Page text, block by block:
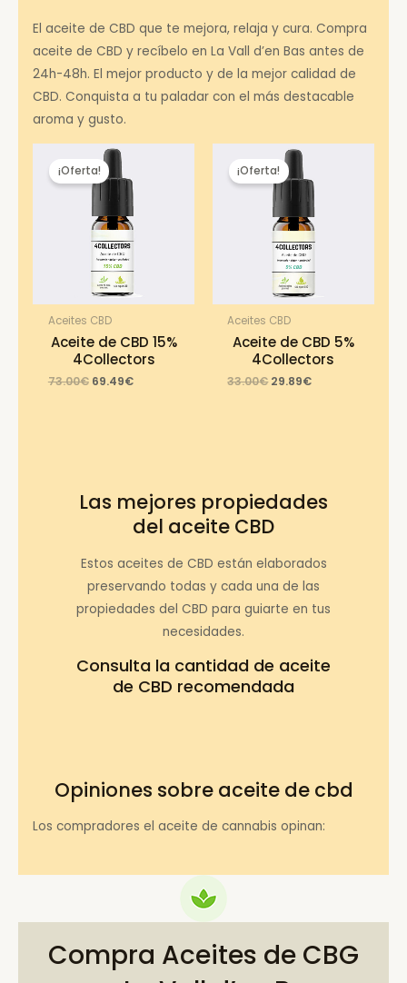
El aceite de CBD que te mejora, relaja y cura. Compra
aceite de CBD y recíbelo en La Vall d’en Bas antes de
24h-48h. El mejor producto y de la mejor calidad de
CBD. Conquista a tu paladar con el más destacable
aroma y gusto.
¡Oferta!
Aceites CBD
Aceite de CBD 15%
4Collectors
73.00€ Original
69.49€Current
¡Oferta!
Aceites CBD
Aceite de CBD 5%
4Collectors
33.00€ Original
29.89€Current
Las mejores propiedades
del aceite CBD
Estos aceites de CBD están elaborados
preservando todas y cada una de las
propiedades del CBD para guiarte en tus
necesidades.
Consulta la cantidad de aceite
de CBD recomendada
Opiniones sobre aceite de cbd
Los compradores el aceite de cannabis opinan:
Compra Aceites de CBG